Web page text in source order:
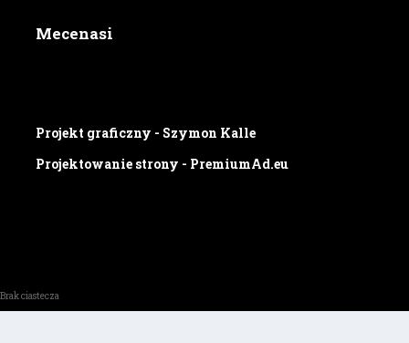
Mecenasi
Projekt graficzny - Szymon Kalle
Projektowanie strony - PremiumAd.eu
Brak ciastecza